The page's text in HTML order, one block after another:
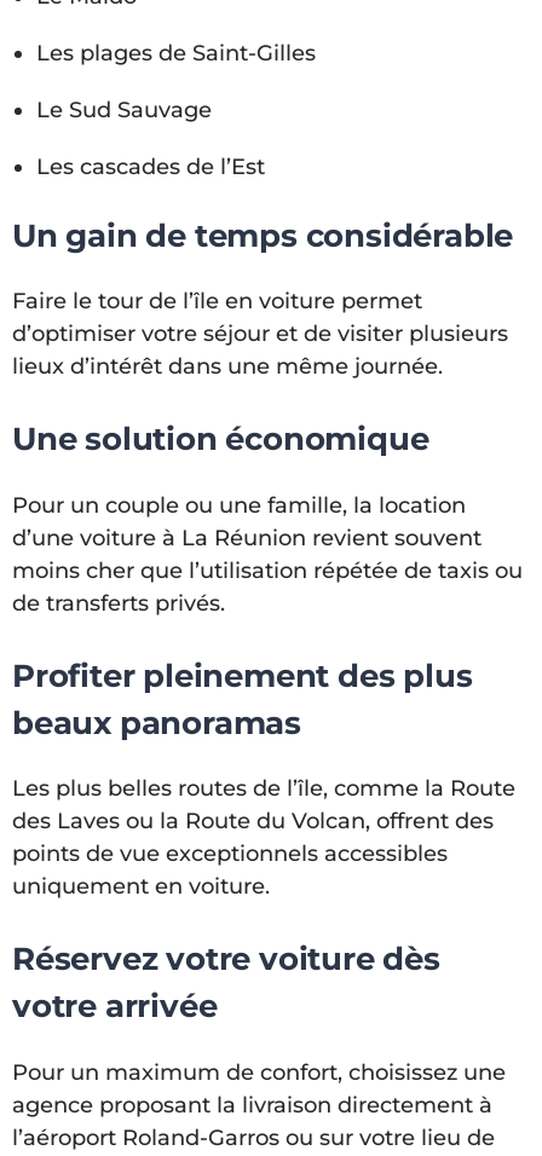
Les plages de Saint-Gilles
Le Sud Sauvage
Les cascades de l’Est
Un gain de temps considérable
Faire le tour de l’île en voiture permet
d’optimiser votre séjour et de visiter plusieurs
lieux d’intérêt dans une même journée.
Une solution économique
Pour un couple ou une famille, la location
d’une voiture à La Réunion revient souvent
moins cher que l’utilisation répétée de taxis ou
de transferts privés.
Profiter pleinement des plus
beaux panoramas
Les plus belles routes de l’île, comme la Route
des Laves ou la Route du Volcan, offrent des
points de vue exceptionnels accessibles
uniquement en voiture.
Réservez votre voiture dès
votre arrivée
Pour un maximum de confort, choisissez une
agence proposant la livraison directement à
l’aéroport Roland-Garros ou sur votre lieu de